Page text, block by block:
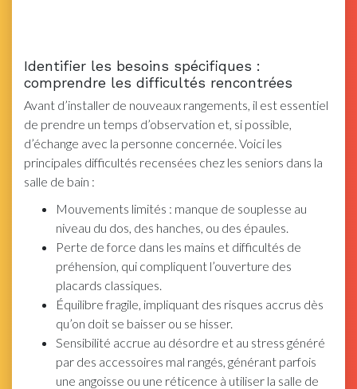
Identifier les besoins spécifiques :
comprendre les difficultés rencontrées
Avant d’installer de nouveaux rangements, il est essentiel
de prendre un temps d’observation et, si possible,
d’échange avec la personne concernée. Voici les
principales difficultés recensées chez les seniors dans la
salle de bain :
Mouvements limités : manque de souplesse au
niveau du dos, des hanches, ou des épaules.
Perte de force dans les mains et difficultés de
préhension, qui compliquent l’ouverture des
placards classiques.
Équilibre fragile, impliquant des risques accrus dès
qu’on doit se baisser ou se hisser.
Sensibilité accrue au désordre et au stress généré
par des accessoires mal rangés, générant parfois
une angoisse ou une réticence à utiliser la salle de